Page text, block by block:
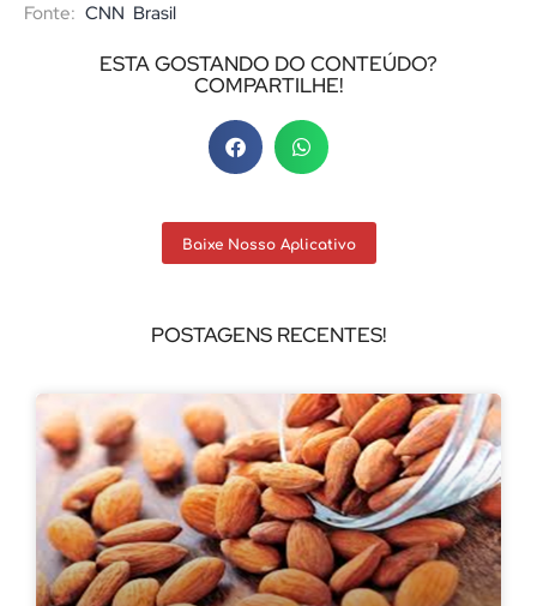
Fonte: CNN Brasil
ESTA GOSTANDO DO CONTEÚDO?
COMPARTILHE!
Baixe Nosso Aplicativo
POSTAGENS RECENTES!